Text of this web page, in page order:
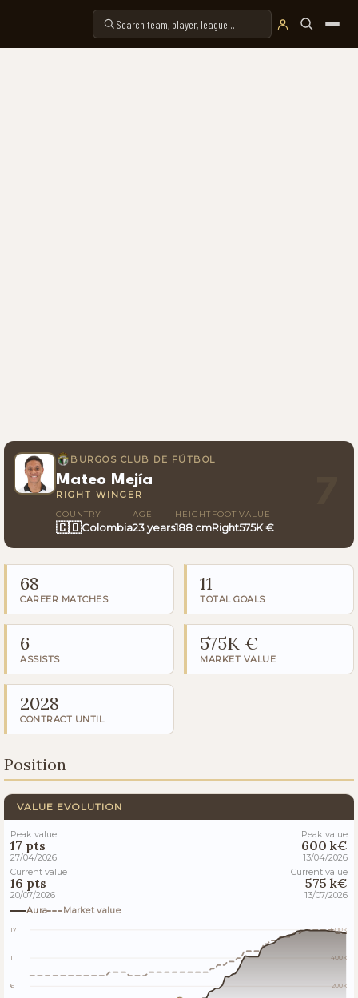
BURGOS CLUB DE FÚTBOL
Mateo Mejía
RIGHT WINGER
COUNTRY
🇨🇴Colombia
AGE
23 years
HEIGHT
188 cm
FOOT
Right
VALUE
575K €
68
CAREER MATCHES
11
TOTAL GOALS
6
ASSISTS
575K €
MARKET VALUE
2028
CONTRACT UNTIL
Position
VALUE EVOLUTION
Peak value
17 pts
27/04/2026
Current value
16 pts
20/07/2026
Peak value
600 k€
13/04/2026
Current value
575 k€
13/07/2026
Aura
Market value
17
11
6
600k
400k
200k